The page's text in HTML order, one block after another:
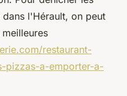
l'Hérault, on peut
restaurant-
pizzas-a-emporter-a-